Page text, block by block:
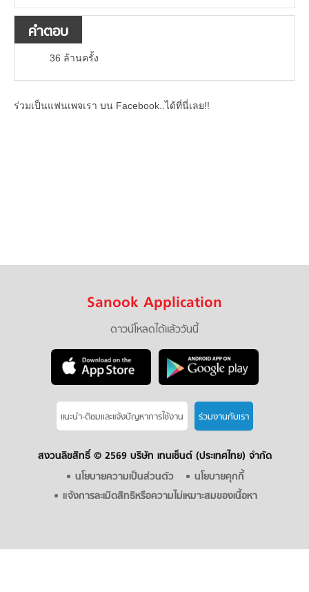
คำตอบ
36 ล้านครั้ง
ร่วมเป็นแฟนเพจเรา บน Facebook..ได้ที่นี่เลย!!
Sanook Application
ดาวน์โหลดได้แล้ววันนี้
แนะนำ-ติชมเเละแจ้งปัญหาการใช้งาน ร่วมงานกับเรา
สงวนลิขสิทธิ์ © 2569 บริษัท เทนเซ็นต์ (ประเทศไทย) จำกัด
นโยบายความเป็นส่วนตัว
นโยบายคุกกี้
แจ้งการละเมิดสิทธิหรือความไม่เหมาะสมของเนื้อหา